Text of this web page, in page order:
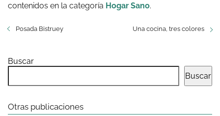
contenidos en la categoría Hogar Sano.
Posada Bistruey Una cocina, tres colores
Buscar
Buscar
Otras publicaciones